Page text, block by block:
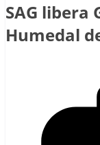
SAG libera
Humedal